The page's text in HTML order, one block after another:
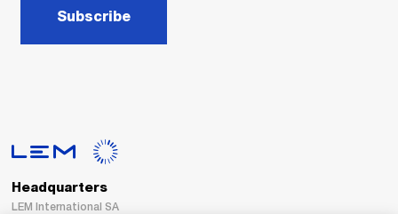
Subscribe
Headquarters
LEM International SA